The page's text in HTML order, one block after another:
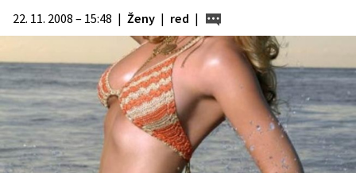
22. 11. 2008 – 15:48 | Ženy | red |